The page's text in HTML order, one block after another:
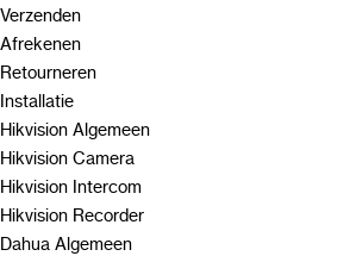
Verzenden
Afrekenen
Retourneren
Installatie
Hikvision Algemeen
Hikvision Camera
Hikvision Intercom
Hikvision Recorder
Dahua Algemeen